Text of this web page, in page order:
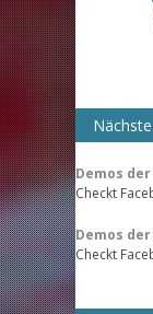
Demos
Checkt
Demos
Checkt